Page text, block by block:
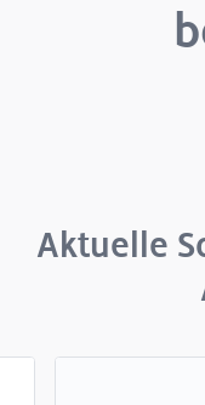
Aktuelle